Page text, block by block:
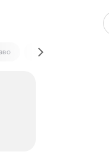
Экономика и финансы